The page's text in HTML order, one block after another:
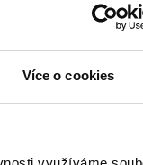
Více o cookies
Moser